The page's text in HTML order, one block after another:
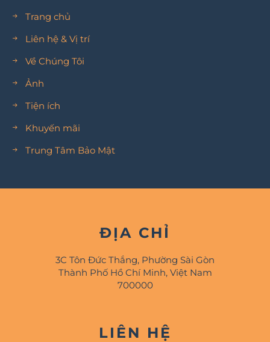
Trang chủ
Liên hệ & Vị trí
Về Chúng Tôi
Ảnh
Tiện ích
Khuyến mãi
Trung Tâm Bảo Mật
ĐỊA CHỈ
3C Tôn Đức Thắng, Phường Sài Gòn
Thành Phố Hồ Chí Minh, Việt Nam
700000
LIÊN HỆ